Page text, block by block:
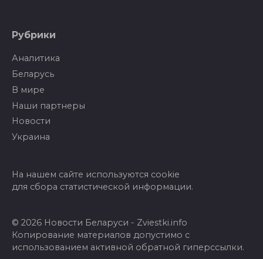
Рубрики
Аналитика
Беларусь
В мире
Наши партнеры
Новости
Украина
На нашем сайте используются cookie
для сбора статистической информации.
© 2026 Новости Беларуси - Zviestki.info
Копирование материалов допустимо с
использованием активной обратной гиперссылки.